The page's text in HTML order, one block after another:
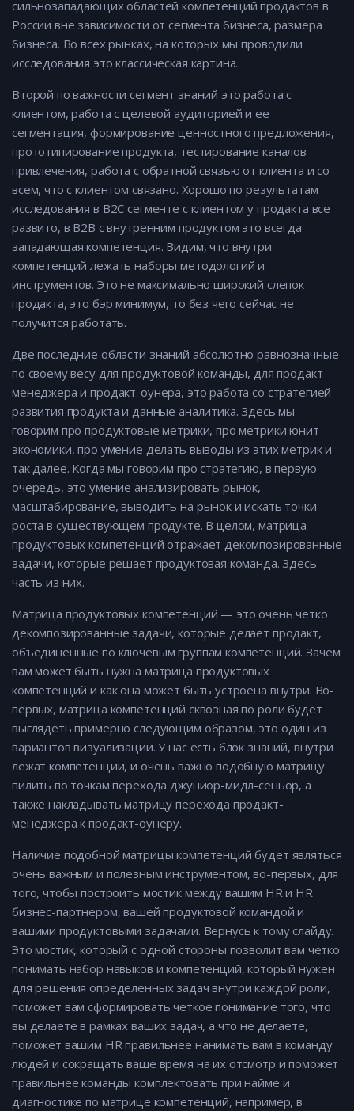
сильнозападающих областей компетенций продактов в
России вне зависимости от сегмента бизнеса, размера
бизнеса. Во всех рынках, на которых мы проводили
исследования это классическая картина.
Второй по важности сегмент знаний это работа с
клиентом, работа с целевой аудиторией и ее
сегментация, формирование ценностного предложения,
прототипирование продукта, тестирование каналов
привлечения, работа с обратной связью от клиента и со
всем, что с клиентом связано. Хорошо по результатам
исследования в B2C сегменте с клиентом у продакта все
развито, в B2B с внутренним продуктом это всегда
западающая компетенция. Видим, что внутри
компетенций лежать наборы методологий и
инструментов. Это не максимально широкий слепок
продакта, это бэр минимум, то без чего сейчас не
получится работать.
Две последние области знаний абсолютно равнозначные
по своему весу для продуктовой команды, для продакт-
менеджера и продакт-оунера, это работа со стратегией
развития продукта и данные аналитика. Здесь мы
говорим про продуктовые метрики, про метрики юнит-
экономики, про умение делать выводы из этих метрик и
так далее. Когда мы говорим про стратегию, в первую
очередь, это умение анализировать рынок,
масштабирование, выводить на рынок и искать точки
роста в существующем продукте. В целом, матрица
продуктовых компетенций отражает декомпозированные
задачи, которые решает продуктовая команда. Здесь
часть из них.
Матрица продуктовых компетенций — это очень четко
декомпозированные задачи, которые делает продакт,
объединенные по ключевым группам компетенций. Зачем
вам может быть нужна матрица продуктовых
компетенций и как она может быть устроена внутри. Во-
первых, матрица компетенций сквозная по роли будет
выглядеть примерно следующим образом, это один из
вариантов визуализации. У нас есть блок знаний, внутри
лежат компетенции, и очень важно подобную матрицу
пилить по точкам перехода джуниор-мидл-сеньор, а
также накладывать матрицу перехода продакт-
менеджера к продакт-оунеру.
Наличие подобной матрицы компетенций будет являться
очень важным и полезным инструментом, во-первых, для
того, чтобы построить мостик между вашим HR и HR
бизнес-партнером, вашей продуктовой командой и
вашими продуктовыми задачами. Вернусь к тому слайду.
Это мостик, который с одной стороны позволит вам четко
понимать набор навыков и компетенций, который нужен
для решения определенных задач внутри каждой роли,
поможет вам сформировать четкое понимание того, что
вы делаете в рамках ваших задач, а что не делаете,
поможет вашим HR правильнее нанимать вам в команду
людей и сокращать ваше время на их отсмотр и поможет
правильнее команды комплектовать при найме и
диагностике по матрице компетенций, например, в